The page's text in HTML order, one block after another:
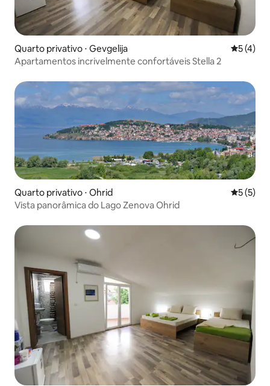
Quarto privativo ⋅ Gevgelija 5 de
5 (4)
Apartamentos incrivelmente confortáveis Stella 2
Quarto privativo ⋅ Ohrid 5 de
5 (5)
Vista panorâmica do Lago Zenova Ohrid